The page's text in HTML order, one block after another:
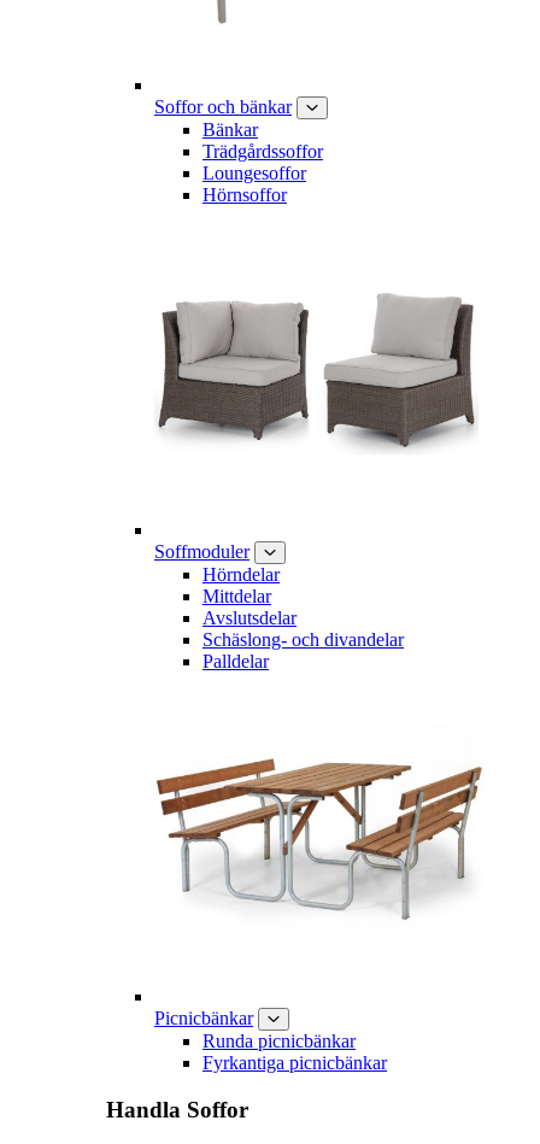
Soffor och bänkar
Bänkar
Trädgårdssoffor
Loungesoffor
Hörnsoffor
Soffmoduler
Hörndelar
Mittdelar
Avslutsdelar
Schäslong- och divandelar
Palldelar
Picnicbänkar
Runda picnicbänkar
Fyrkantiga picnicbänkar
Handla Soffor